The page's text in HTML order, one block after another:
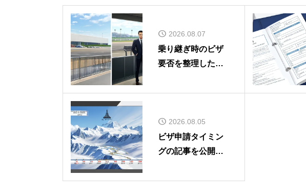
2026.08.07
乗り継ぎ時のビザ
要否を整理した記
2026.08.05
ビザ申請タイミン
グの記事を公開し